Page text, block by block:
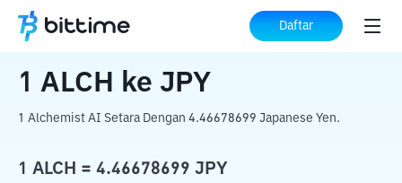
Daftar
Beranda Konverter Kripto JPY
1 ALCH ke JPY
1 Alchemist AI Setara Dengan 4.46678699 Japanese Yen.
1 ALCH = 4.46678699 JPY